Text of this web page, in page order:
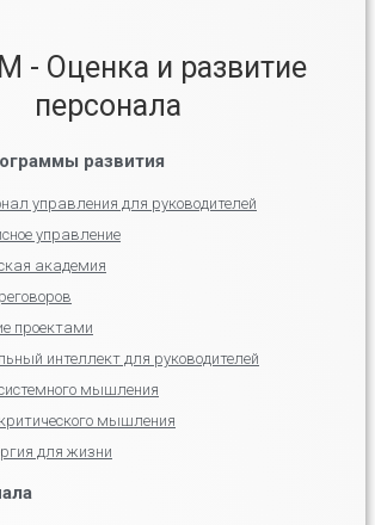
- Оценка и развитие
персонала
развития
управления для руководителей
управление
академия
проектами
интеллект для руководителей
мышления
мышления
для жизни